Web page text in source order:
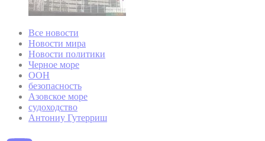
Все новости
Новости мира
Новости политики
Черное море
ООН
безопасность
Азовское море
судоходство
Антониу Гутерриш